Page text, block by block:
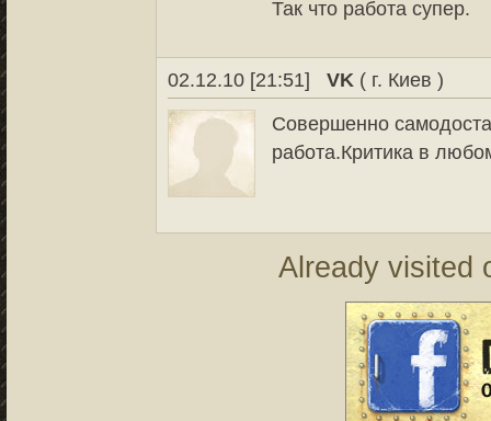
Так что работа супер.
02.12.10 [21:51] VK ( г. Киев )
Совершенно
работа.Критика в
Already visited